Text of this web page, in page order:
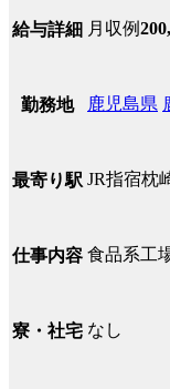
給与詳細 月収例
勤務地 鹿児島県
最寄り駅 JR指宿枕
仕事内容 食品系工
寮・社宅 なし